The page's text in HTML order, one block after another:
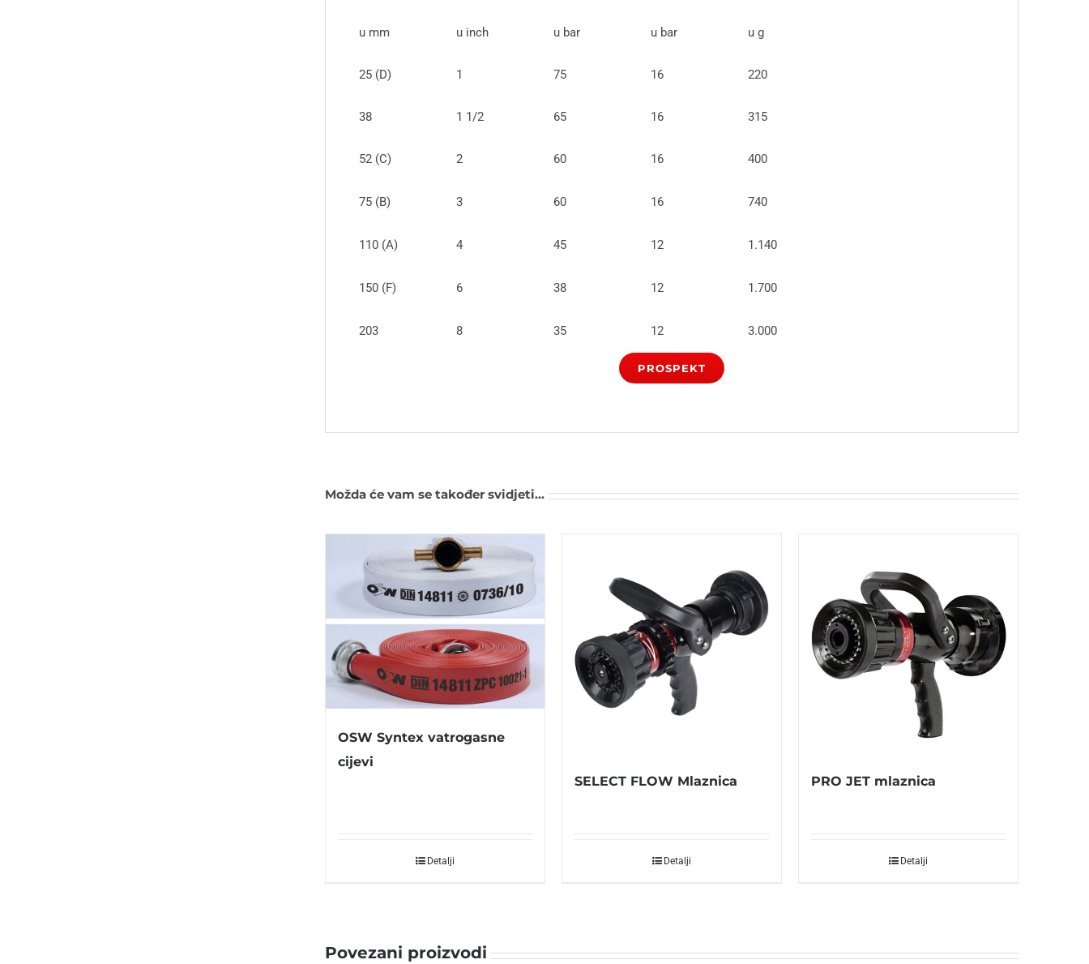
u mm u inch u bar u bar u g
25 (D) 1 75 16 220
38 1 1/2 65 16 315
52 (C) 2 60 16 400
75 (B) 3 60 16 740
110 (A) 4 45 12 1.140
150 (F) 6 38 12 1.700
203 8 35 12 3.000
PROSPEKT
Možda će vam se također svidjeti…
OSW Syntex vatrogasne
cijevi
Detalji
SELECT FLOW Mlaznica
Detalji
PRO JET mlaznica
Detalji
Povezani proizvodi